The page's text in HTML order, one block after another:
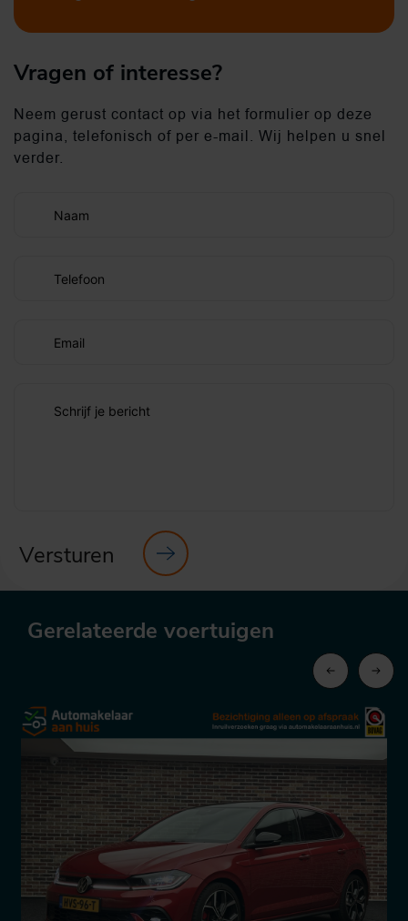
Vragen of interesse?
Neem gerust contact op via het formulier op deze
pagina, telefonisch of per e-mail. Wij helpen u snel
verder.
Naam
Telefoon
Email
Schrijf je bericht
Versturen
Gerelateerde voertuigen